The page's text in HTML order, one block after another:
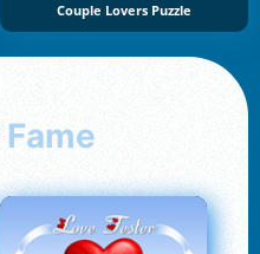
Couple Lovers Puzzle
Fame